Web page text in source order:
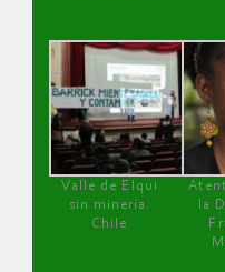
Valle de Elqui
sin minería.
Chile
la